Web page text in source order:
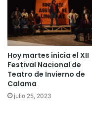
Hoy martes inicia el XII
Festival Nacional de
Teatro de Invierno de
Calama
julio 25, 2023